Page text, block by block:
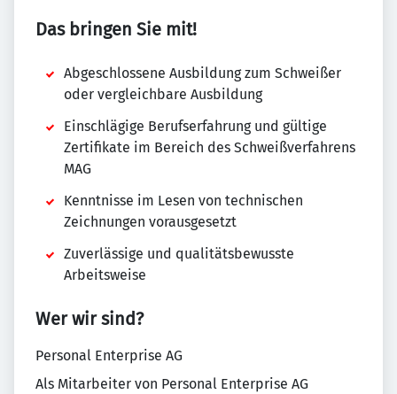
Das bringen Sie mit!
Abgeschlossene Ausbildung zum Schweißer
oder vergleichbare Ausbildung
Einschlägige Berufserfahrung und gültige
Zertifikate im Bereich des Schweißverfahrens
MAG
Kenntnisse im Lesen von technischen
Zeichnungen vorausgesetzt
Zuverlässige und qualitätsbewusste
Arbeitsweise
Wer wir sind?
Personal Enterprise AG
Als Mitarbeiter von Personal Enterprise AG